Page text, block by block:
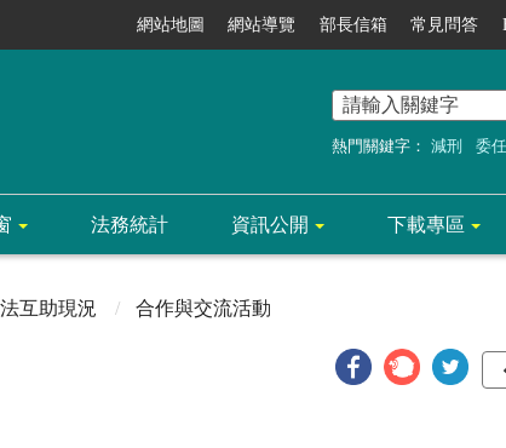
網站地圖 網站導覽 部長信箱 常見問答
熱門關鍵字： 減刑 委
法務統計 資訊公開 下載專區
互助現況 合作與交流活動